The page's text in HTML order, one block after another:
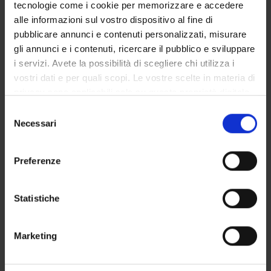
tecnologie come i cookie per memorizzare e accedere
alle informazioni sul vostro dispositivo al fine di
pubblicare annunci e contenuti personalizzati, misurare
gli annunci e i contenuti, ricercare il pubblico e sviluppare
i servizi. Avete la possibilità di scegliere chi utilizza i
vostri dati e per quali scopi. Le vostre scelte in materia di
modificare o revocare il proprio consenso in qualsiasi
momento dalla Dichiarazione sui cookie o facendo clic
raccogliere informazioni sulla tua posizione
geografica, con un'approssimazione di qualche
Identificare il tuo dispositivo, scansionandolo
delNecessari
Preferenze
Statistiche
Marketing
SEZIONI
Scienze dell'antichità
ATTIVITÀ
DOTTORATI DI RICERCA
STRUTTURE